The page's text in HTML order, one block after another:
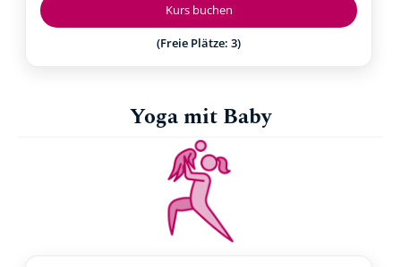
Kurs buchen
(Freie Plätze: 3)
Yoga mit Baby